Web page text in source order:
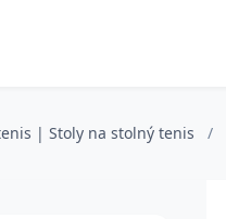
| Stoly na stolný tenis /